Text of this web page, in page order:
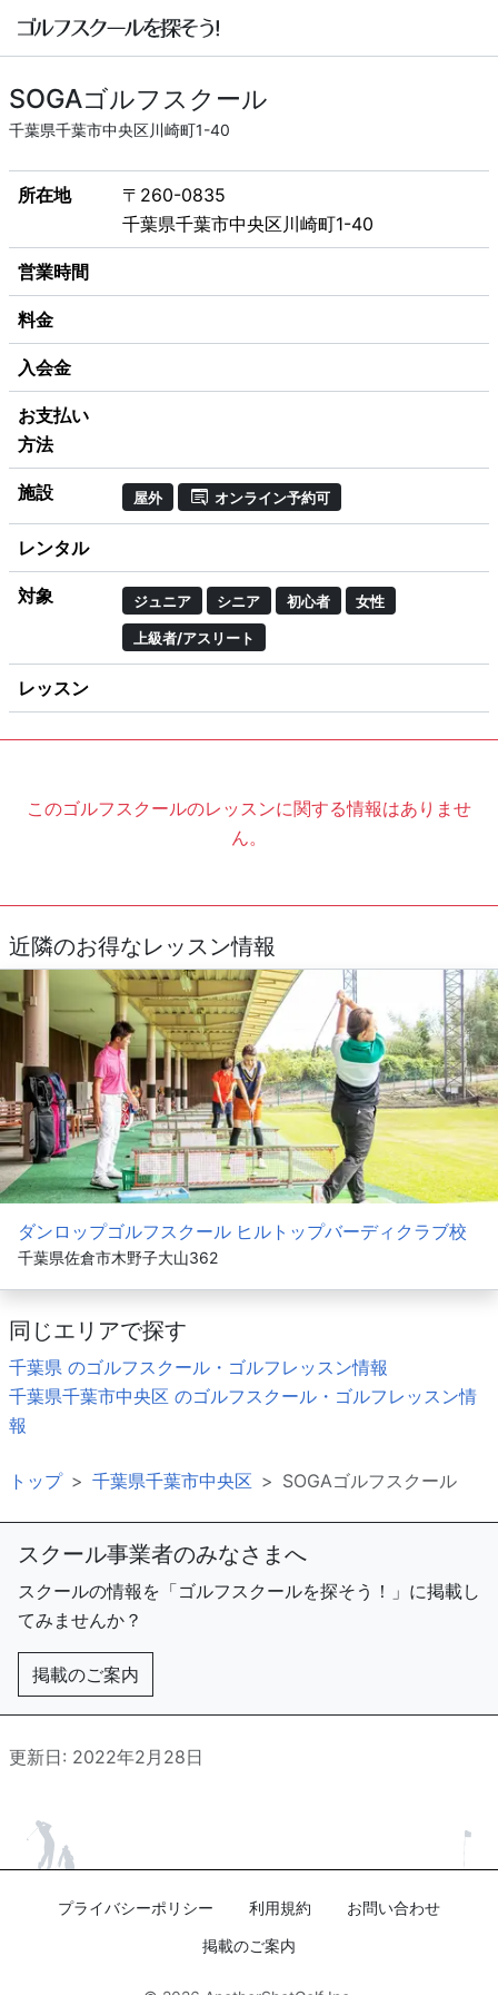
SOGAゴルフスクール
千葉県千葉市中央区川崎町1-40
所在地
〒260-0835
千葉県千葉市中央区川崎町1-40
営業時間
料金
入会金
お支払い
方法
施設 屋外 オンライン予約可
レンタル
対象 ジュニア シニア 初心者 女性
上級者/アスリート
レッスン
このゴルフスクールのレッスンに関する情報はありませ
ん。
近隣のお得なレッスン情報
ダンロップゴルフスクール ヒルトップバーディクラブ校
千葉県佐倉市木野子大山362
同じエリアで探す
千葉県 のゴルフスクール・ゴルフレッスン情報
千葉県千葉市中央区 のゴルフスクール・ゴルフレッスン情
報
トップ 千葉県千葉市中央区 SOGAゴルフスクール
スクール事業者のみなさまへ
スクールの情報を「ゴルフスクールを探そう！」に掲載し
てみませんか？
掲載のご案内
更新日: 2022年2月28日
プライバシーポリシー 利用規約
お問い合わせ
掲載のご案内